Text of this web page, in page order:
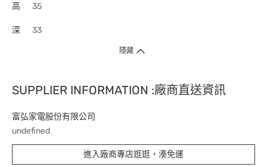
高 35
深 33
隱藏
SUPPLIER INFORMATION :廠商直送資訊
富弘家電股份有限公司
undefined
進入廠商專店逛逛，湊免運